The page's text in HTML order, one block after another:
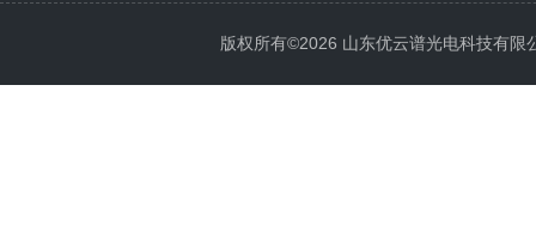
版权所有©2026 山东优云谱光电科技有